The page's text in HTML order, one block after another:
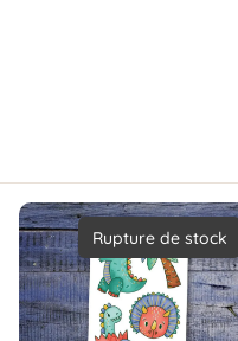
Rupture de stock